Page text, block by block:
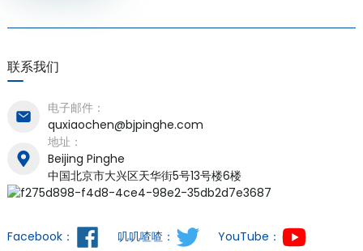
联系我们
电子邮件：
quxiaochen@bjpinghe.com
地址：
Beijing Pinghe
中国北京市大兴区天华街5号13号楼6楼
Facebook： 叽叽喳喳： YouTube：